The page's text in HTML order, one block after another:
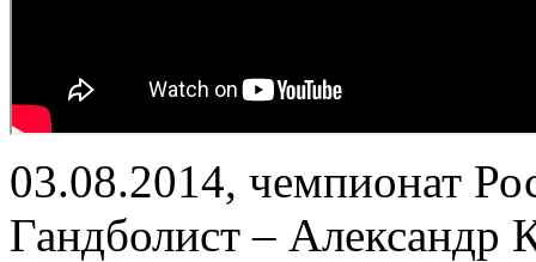
03.08.2014, чемпионат
Гандболист – Александр